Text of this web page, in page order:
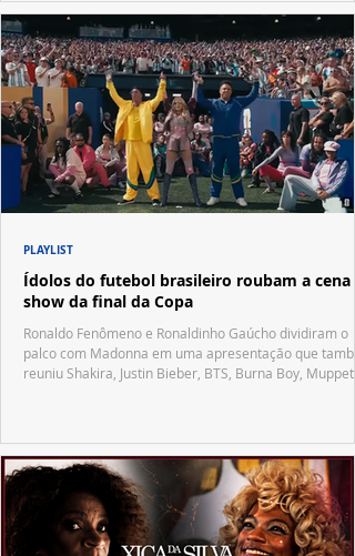
Ídolos do futebol brasileiro roubam a cena
show da final da Copa
Ronaldo Fenômeno e Ronaldinho Gaúcho dividiram o
palco com Madonna em uma apresentação que
reuniu Shakira, Justin Bieber, BTS, Burna Boy, Muppets,
PLAYLIST